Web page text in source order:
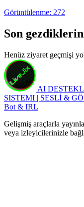
Görüntülenme: 272
Son
Henüz ziyaret geçmişi
AI
SISTEMI | SESLİ &
Bot & IRL
Gelişmiş araçlarla
veya izleyicilerinizle